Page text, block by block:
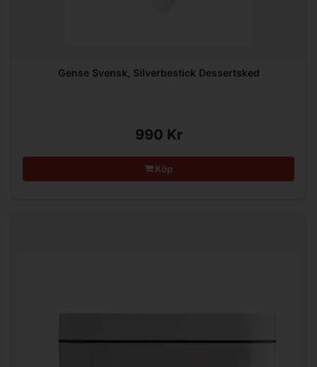
Gense Svensk, Silverbestick Dessertsked
990 Kr
Köp